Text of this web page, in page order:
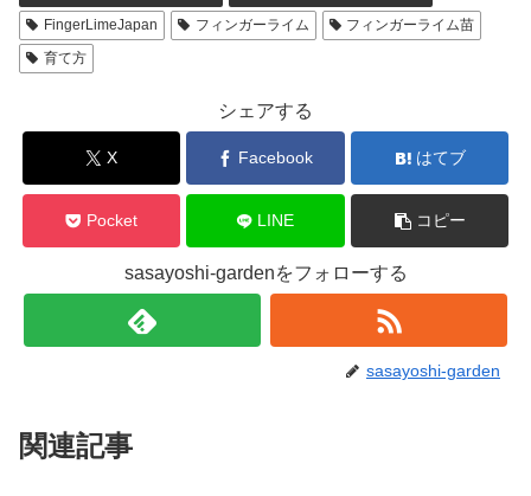
FingerLimeJapan
フィンガーライム
フィンガーライム苗
育て方
シェアする
X Facebook はてブ
Pocket LINE コピー
sasayoshi-gardenをフォローする
sasayoshi-garden
関連記事